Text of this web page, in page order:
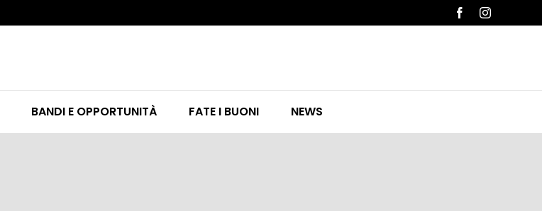
FacebookInstagram
BANDI E OPPORTUNITÀ FATE I BUONI NEWS